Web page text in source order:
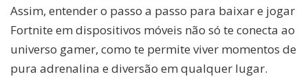
Assim, entender o passo a passo para baixar e jogar
Fortnite em dispositivos móveis não só te conecta ao
universo gamer, como te permite viver momentos de
pura adrenalina e diversão em qualquer lugar.